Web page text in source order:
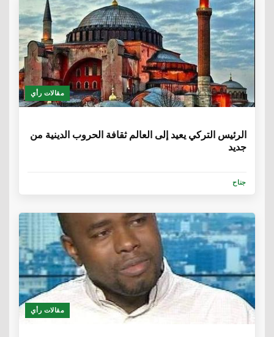
مقالات رأي
الرئيس التركي يعيد إلى العالم ثقافة الحروب الدينية من
جديد
جناح
مقالات رأي